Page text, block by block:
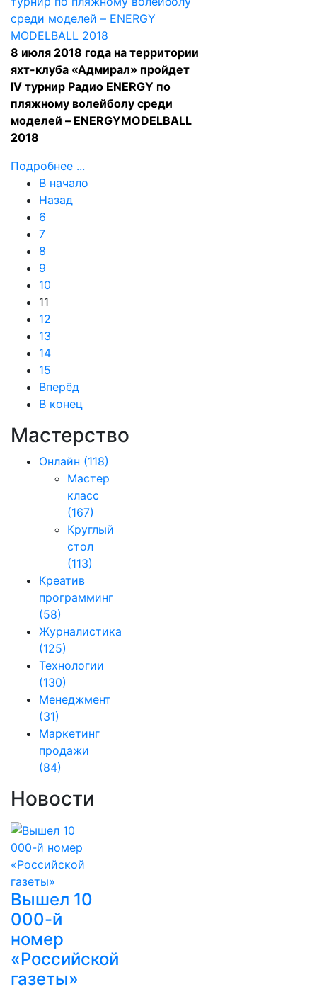
8 июля 2018 года на территории
яхт-клуба «Адмирал» пройдет
IV турнир Радио ENERGY по
пляжному волейболу среди
моделей – ENERGYMODELBALL
2018
Подробнее ...
В начало
Назад
6
7
8
9
10
11
12
13
14
15
Вперёд
В конец
Мастерство
Онлайн (118)
Мастер
класс
(167)
Круглый
стол
(113)
Креатив
программинг
(58)
Журналистика
(125)
Технологии
(130)
Менеджмент
(31)
Маркетинг
продажи
(84)
Новости
Вышел 10
000-й
номер
«Российской
газеты»